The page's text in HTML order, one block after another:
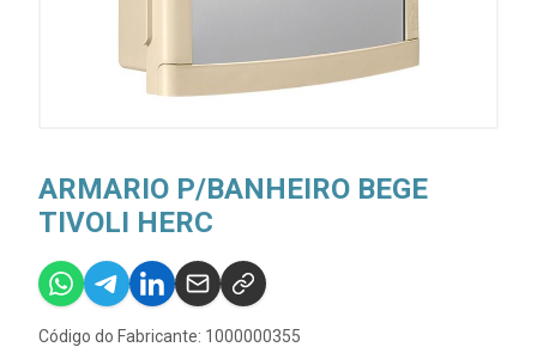
ARMARIO P/BANHEIRO BEGE
TIVOLI HERC
Código do Fabricante: 1000000355